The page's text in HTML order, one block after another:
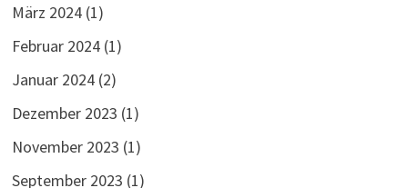
März 2024(1)
Februar 2024(1)
Januar 2024(2)
Dezember 2023 (1)
November 2023 (1)
September 2023 (1)